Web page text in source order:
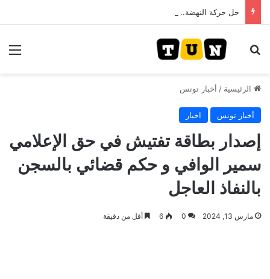
بحث عن
الرئيسية / أخبار تونس
أخبار تونس اخبار
إصدار بطاقة تفتيش في حق الإعلامي
سمير الوافي و حكم قضائي بالسجن
بالنفاذ العاجل
مارس 13, 2024 0
6 أقل من دقيقة